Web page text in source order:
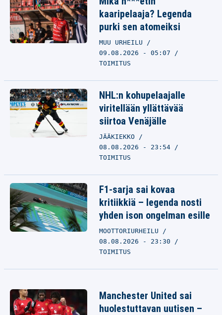
kaaripelaaja? Legenda
purki sen atomeiksi
MUU URHEILU
09.08.2026 - 05:07
TOIMITUS
NHL:n kohupelaajalle
viritellään yllättävää
siirtoa Venäjälle
JÄÄKIEKKO
08.08.2026 - 23:54
TOIMITUS
F1-sarja sai kovaa
kritiikkiä – legenda nosti
yhden ison ongelman esille
MOOTTORIURHEILU
08.08.2026 - 23:30
TOIMITUS
Manchester United sai
huolestuttavan uutisen –